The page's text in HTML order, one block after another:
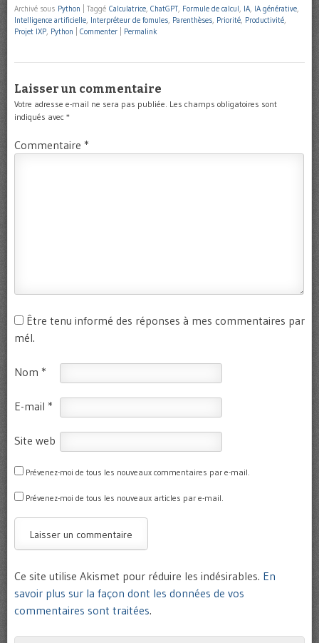
Archivé sous Python Taggé Calculatrice ChatGPT Formule de calcul IA IA générative
Intelligence artificielle Interpréteur de fomules Parenthèses Priorité Productivité
Projet IXP Python Commenter Permalink
Laisser un commentaire
Votre adresse e-mail ne sera pas publiée. Les champs obligatoires sont
indiqués avec *
Commentaire *
Être tenu informé des réponses à mes commentaires par
mél.
Nom *
E-mail *
Site web
Prévenez-moi de tous les nouveaux commentaires par e-mail.
Prévenez-moi de tous les nouveaux articles par e-mail.
Ce site utilise Akismet pour réduire les indésirables. En
savoir plus sur la façon dont les données de vos
commentaires sont traitées.